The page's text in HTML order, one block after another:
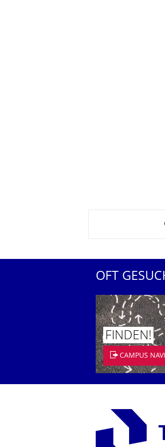
OFT
FINDEN!
CAMPUS